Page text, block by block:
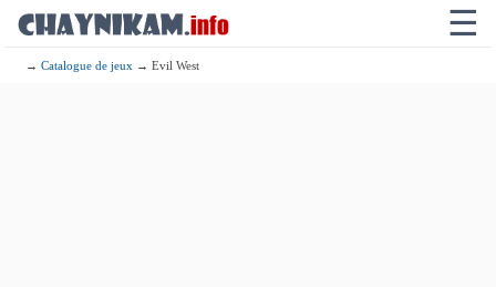
☰
→Catalogue de jeux → Evil West